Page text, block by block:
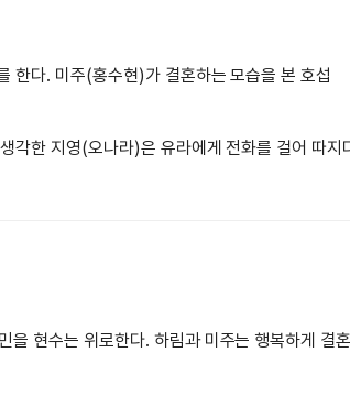
한다. 미주(홍수현)가 결혼하는 모습을 본 호섭
각한 지영(오나라)은 유라에게 전화를 걸어 따지
을 현수는 위로한다. 하림과 미주는 행복하게 결혼